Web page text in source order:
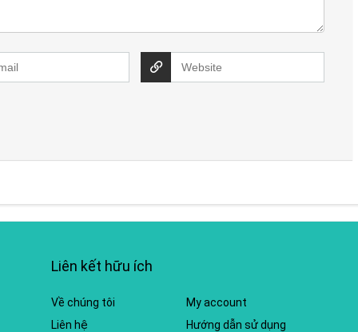
Liên kết hữu ích
Về chúng tôi
Liên hệ
My account
Hướng dẫn sử dụng